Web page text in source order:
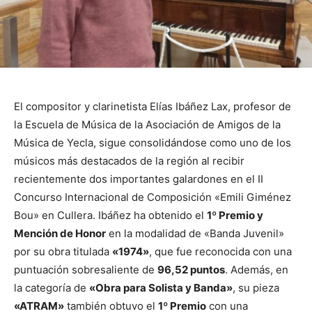
El compositor y clarinetista Elías Ibáñez Lax, profesor de
la Escuela de Música de la Asociación de Amigos de la
Música de Yecla, sigue consolidándose como uno de los
músicos más destacados de la región al recibir
recientemente dos importantes galardones en el II
Concurso Internacional de Composición «Emili Giménez
Bou» en Cullera. Ibáñez ha obtenido el 1º Premio y
Mención de Honor en la modalidad de «Banda Juvenil»
por su obra titulada «1974», que fue reconocida con una
puntuación sobresaliente de 96,52 puntos. Además, en
la categoría de «Obra para Solista y Banda», su pieza
«ATRAM» también obtuvo el 1º Premio con una